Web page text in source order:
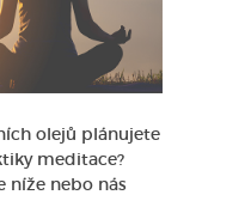
olejů plánujete
meditace?
níže nebo nás